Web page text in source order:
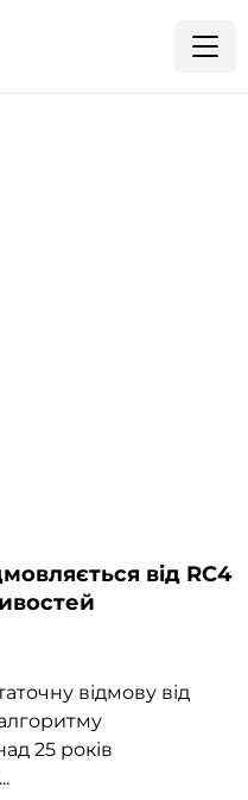
від RC4
відмову від
25 років